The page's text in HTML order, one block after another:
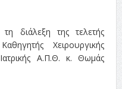
διάλεξη της τελετής
Χειρουργικής
Ιατρικής Α.Π.Θ. κ. Θωμάς